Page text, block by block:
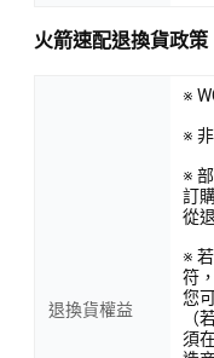
火箭速配退換貨政策
退換貨權益
※
※
※
訂
從
※
符
您
（
須